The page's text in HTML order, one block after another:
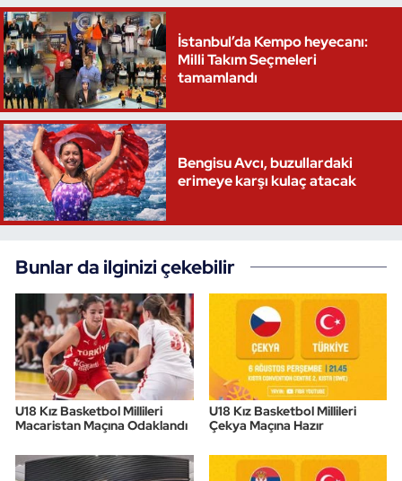
İstanbul’da Kempo heyecanı:
Milli Takım Seçmeleri
tamamlandı
Bengisu Avcı, buzullardaki
erimeye karşı kulaç atacak
Bunlar da ilginizi çekebilir
U18 Kız Basketbol Millileri
Macaristan Maçına Odaklandı
U18 Kız Basketbol Millileri
Çekya Maçına Hazır
Triatlon
Voleybol
Vücut Geliştirme Fitness
Wushu Kungfu
Yelken
Yüzme